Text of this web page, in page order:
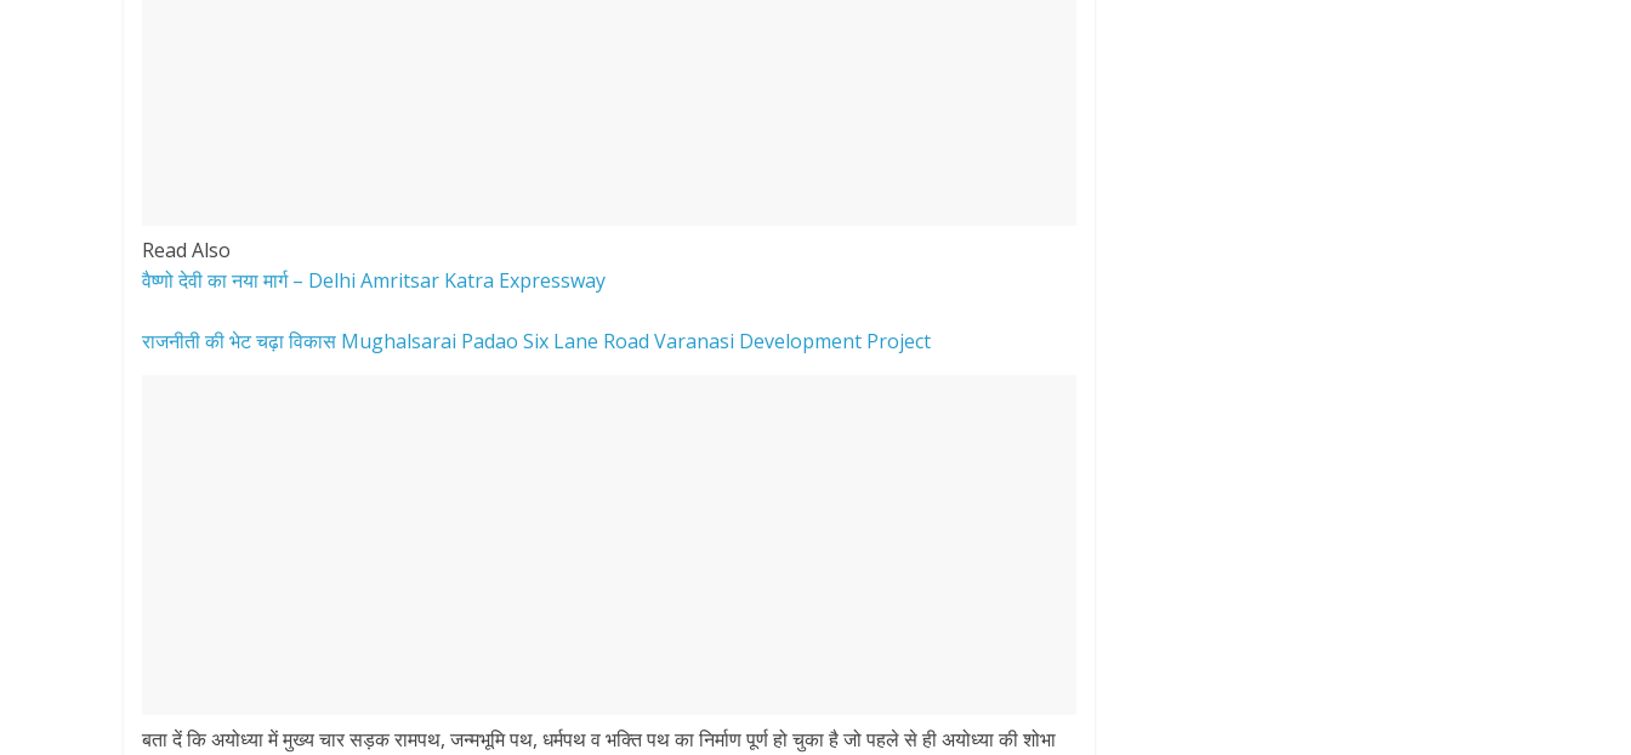
Read Also
वैष्णो देवी का नया मार्ग – Delhi Amritsar Katra Expressway
राजनीती की भेट चढ़ा विकास Mughalsarai Padao Six Lane Road Varanasi Development Project
बता दें कि अयोध्या में मुख्य चार सड़क रामपथ, जन्मभूमि पथ, धर्मपथ व भक्ति पथ का निर्माण पूर्ण हो चुका है जो पहले से ही अयोध्या की शोभा